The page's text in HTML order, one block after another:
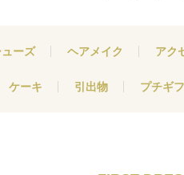
ーズ ヘアメイク アク
ケーキ 引出物 プチギ